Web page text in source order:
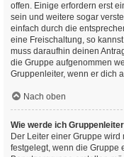
offen. Einige erfordern erst
sein und weitere sogar
einfach durch die
eine Freischaltung, so
muss daraufhin deinen
die Gruppe aufgenommen
Gruppenleiter, wenn er dich
Nach oben
Wie werde ich
Der Leiter einer Gruppe
festgelegt, wenn die Gruppe